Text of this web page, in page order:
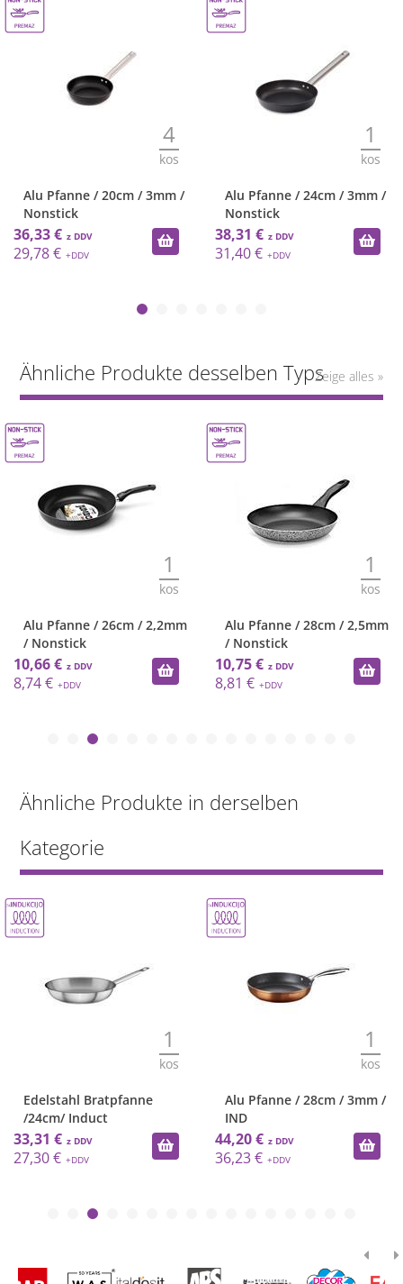
4
kos
Alu Pfanne / 20cm / 3mm /
Nonstick
36,33 €
29,78 €
1
kos
Alu Pfanne / 24cm / 3mm /
Nonstick
38,31 €
31,40 €
Ähnliche Produkte desselben TypsZeige alles »
1
kos
Alu Pfanne / 26cm / 2,2mm
/ Nonstick
10,66 €
8,74 €
1
kos
Alu Pfanne / 28cm / 2,5mm
/ Nonstick
10,75 €
8,81 €
Ähnliche Produkte in derselben
Kategorie
1
kos
Edelstahl Bratpfanne
/24cm/ Induct
33,31 €
27,30 €
1
kos
Alu Pfanne / 28cm / 3mm /
IND
44,20 €
36,23 €